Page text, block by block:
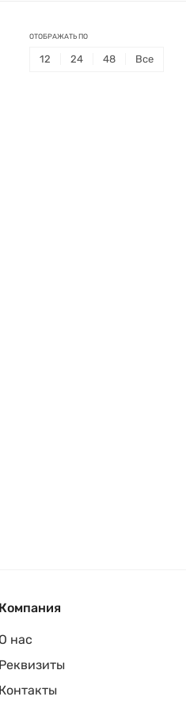
ОТОБРАЖАТЬ ПО
12 24 48 Все
Компания
О нас
Реквизиты
Контакты